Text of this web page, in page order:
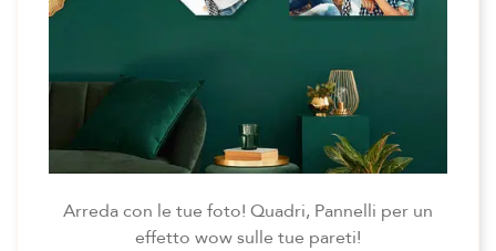
Arreda con le tue foto! Quadri, Pannelli per un
effetto wow sulle tue pareti!